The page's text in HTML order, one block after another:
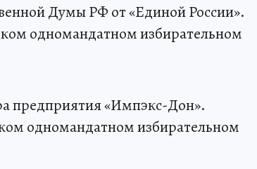
Думы РФ от «Единой России».
одномандатном избирательном
предприятия «Импэкс-Дон».
одномандатном избирательном